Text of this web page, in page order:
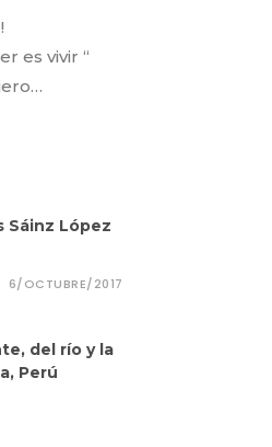
es vivir “
Sáinz López
6/OCTUBRE/2017
del río y la
Perú